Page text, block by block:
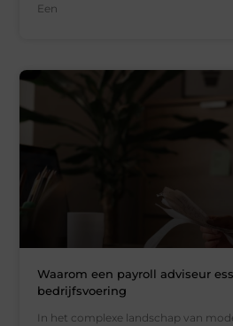
Een
Waarom een payroll adviseur
bedrijfsvoering
In het complexe landschap van